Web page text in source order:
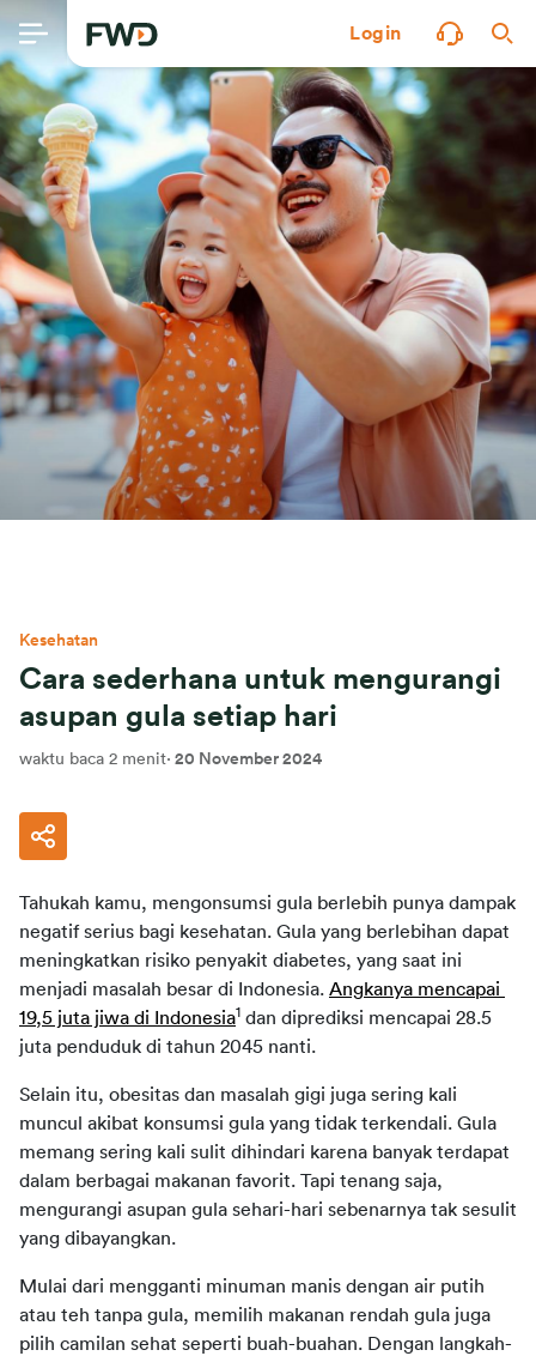
Login
Kesehatan
Cara sederhana untuk mengurangi
asupan gula setiap hari
waktu baca 2 menit· 20 November 2024
Tahukah kamu, mengonsumsi gula berlebih punya dampak
negatif serius bagi kesehatan. Gula yang berlebihan dapat
meningkatkan risiko penyakit diabetes, yang saat ini
menjadi masalah besar di Indonesia. Angkanya mencapai
19,5 juta jiwa di Indonesia1 dan diprediksi mencapai 28.5
juta penduduk di tahun 2045 nanti.
Selain itu, obesitas dan masalah gigi juga sering kali
muncul akibat konsumsi gula yang tidak terkendali. Gula
memang sering kali sulit dihindari karena banyak terdapat
dalam berbagai makanan favorit. Tapi tenang saja,
mengurangi asupan gula sehari-hari sebenarnya tak sesulit
yang dibayangkan.
Mulai dari mengganti minuman manis dengan air putih
atau teh tanpa gula, memilih makanan rendah gula juga
pilih camilan sehat seperti buah-buahan. Dengan langkah-